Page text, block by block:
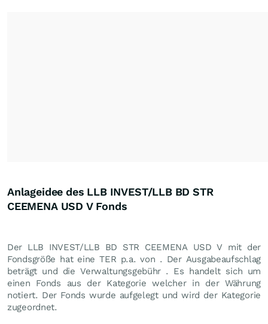
Anlageidee des LLB INVEST/LLB BD STR
CEEMENA USD V Fonds
Der LLB INVEST/LLB BD STR CEEMENA USD V mit der
Fondsgröße hat eine TER p.a. von . Der Ausgabeaufschlag
beträgt und die Verwaltungsgebühr . Es handelt sich um
einen Fonds aus der Kategorie welcher in der Währung
notiert. Der Fonds wurde aufgelegt und wird der Kategorie
zugeordnet.